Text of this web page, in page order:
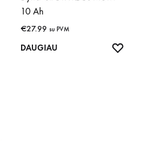
IŠSAUGOTI
10 Ah
€27.99 su PVM
DAUGIAU